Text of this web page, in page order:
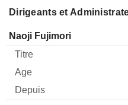
Dirigeants et
Dirigeant Titre
Naoji Fujimori